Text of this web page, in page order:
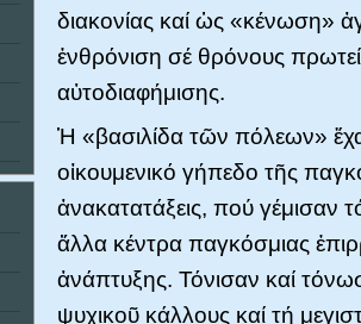
διακονίας καί ὡς «κένωση»
ἐνθρόνιση σέ θρόνους
αὐτοδιαφήμισης.
Ἡ «βασιλίδα τῶν πόλεων»
οἰκουμενικό γήπεδο τῆς
ἀνακατατάξεις, πού γέμισαν
ἄλλα κέντρα παγκόσμιας
ἀνάπτυξης. Τόνισαν καί
ψυχικοῦ κάλλους καί τή